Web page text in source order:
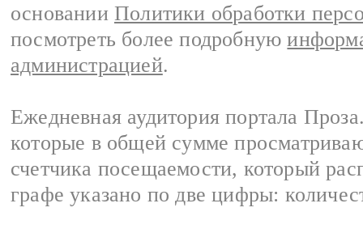
основании Политики обработки
посмотреть более подробную
администрацией.
Ежедневная аудитория портала
которые в общей сумме
счетчика посещаемости, который
графе указано по две цифры: